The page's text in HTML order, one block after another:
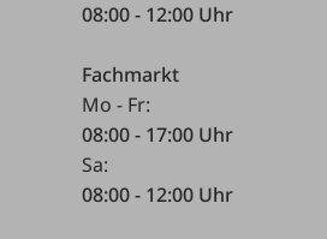
08:00 - 12:00 Uhr
Fachmarkt
Mo - Fr:
08:00 - 17:00 Uhr
Sa:
08:00 - 12:00 Uhr